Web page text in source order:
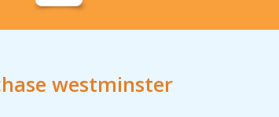
westminster